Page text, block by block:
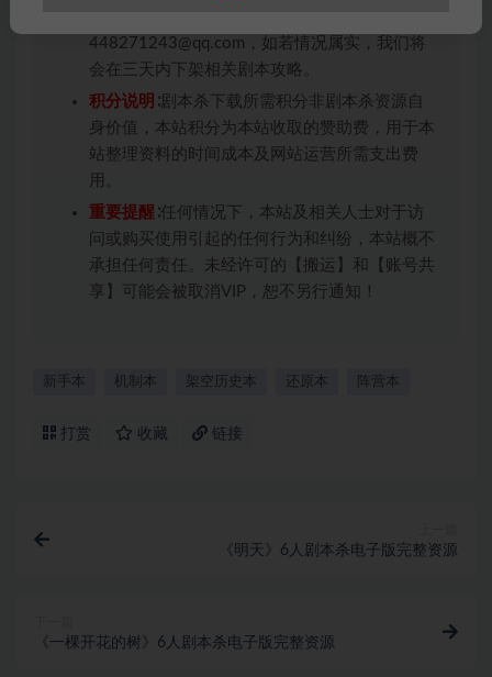
448271243@qq.com，如若情况属实，我们将
会在三天内下架相关剧本攻略。
积分说明 ∶剧本杀下载所需积分非剧本杀资源自
身价值，本站积分为本站收取的赞助费，用于本
站整理资料的时间成本及网站运营所需支出费
用。
重要提醒 ∶任何情况下，本站及相关人士对于访
问或购买使用引起的任何行为和纠纷，本站概不
承担任何责任。未经许可的【搬运】和【账号共
享】可能会被取消VIP，恕不另行通知！
新手本 机制本 架空历史本 还原本 阵营本
打赏 收藏 链接
《明天》6人剧本杀电子版完整资源
《一棵开花的树》6人剧本杀电子版完整资源